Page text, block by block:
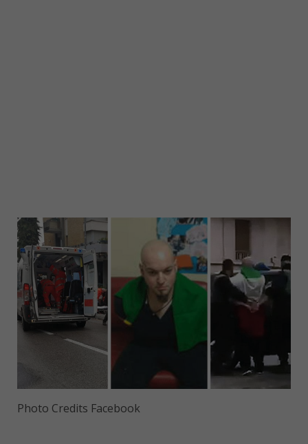
Photo Credits Facebook